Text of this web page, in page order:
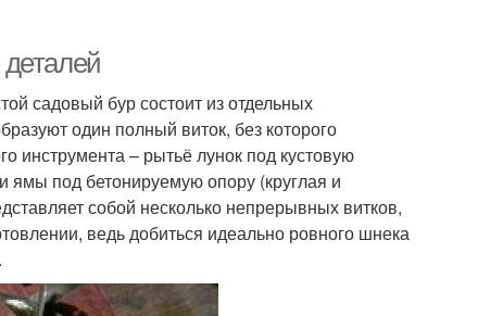
садовый бур состоит из отдельных
один полный виток, без которого
инструмента – рытьё лунок под кустовую
под бетонируемую опору (круглая и
собой несколько непрерывных витков,
ведь добиться идеально ровного шнека